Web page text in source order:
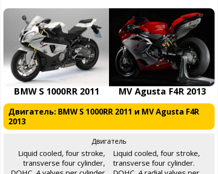
BMW S 1000RR 2011 MV Agusta F4R 2013
Двигатель: BMW S 1000RR 2011 и MV Agusta F4R
2013
Двигатель
Liquid cooled, four stroke,
transverse four cylinder,
Liquid cooled, four stroke,
transverse four cylinder.